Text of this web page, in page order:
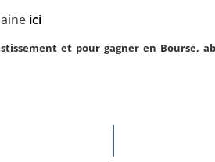
ici
et pour gagner en Bourse,